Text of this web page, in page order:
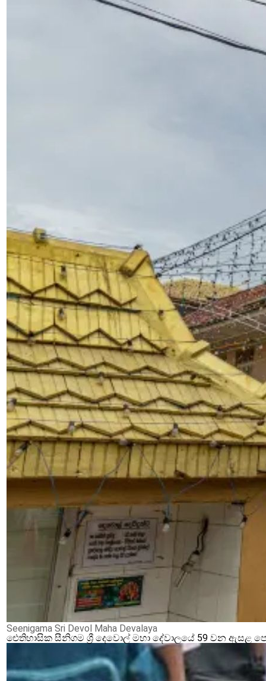
Seenigama Sri Devol Maha Devalaya
ඓතිහාසික සීනිගම ශ්‍රී දෙවොල් මහා දේවාලයේ 59 වන ඇසළ